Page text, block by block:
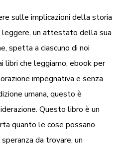
sulle implicazioni della storia
un attestato della sua
spetta a ciascuno di noi
libri che leggiamo, ebook per
impegnativa e senza
umana, questo è
Questo libro è un
quanto le cose possano
da trovare, un